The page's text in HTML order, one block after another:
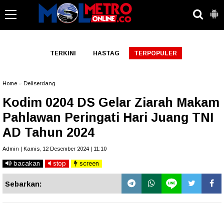
TERKINI HASTAG TERPOPULER
Home Deliserdang
Kodim 0204 DS Gelar Ziarah Makam
Pahlawan Peringati Hari Juang TNI
AD Tahun 2024
Admin | Kamis, 12 Desember 2024 | 11:10
bacakan stop screen
Sebarkan: